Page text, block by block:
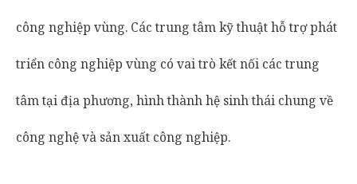
công nghiệp vùng. Các trung tâm kỹ thuật hỗ trợ phát
triển công nghiệp vùng có vai trò kết nối các trung
tâm tại địa phương, hình thành hệ sinh thái chung về
công nghệ và sản xuất công nghiệp.